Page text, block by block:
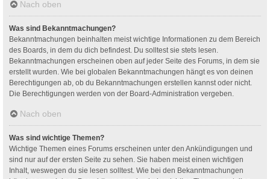
Nach oben
Was sind Bekanntmachungen?
Bekanntmachungen beinhalten meist wichtige Informationen zu dem Bereich
des Boards, in dem du dich befindest. Du solltest sie stets lesen.
Bekanntmachungen erscheinen oben auf jeder Seite des Forums, in dem sie
erstellt wurden. Wie bei globalen Bekanntmachungen hängt es von deinen
Berechtigungen ab, ob du Bekanntmachungen erstellen kannst oder nicht.
Die Berechtigungen werden von der Board-Administration vergeben.
Nach oben
Was sind wichtige Themen?
Wichtige Themen eines Forums erscheinen unter den Ankündigungen und
sind nur auf der ersten Seite zu sehen. Sie haben meist einen wichtigen
Inhalt, weswegen du sie lesen solltest. Wie bei den Bekanntmachungen